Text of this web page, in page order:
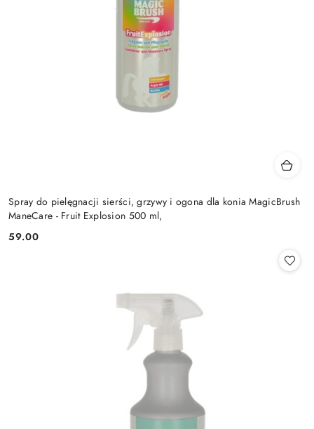
Spray do pielęgnacji sierści, grzywy i ogona dla konia MagicBrush
ManeCare - Fruit Explosion 500 ml,
Cena:
59.00